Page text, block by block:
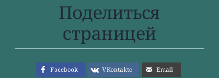
Поделиться
страницей
Facebook VKontakte
Email